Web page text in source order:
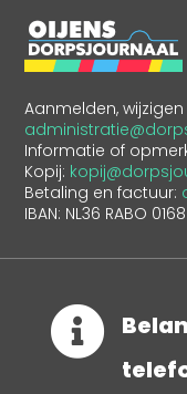
Aanmelden,
Informatie of
Kopij:
Betaling en factuur:
IBAN: NL36 RABO
